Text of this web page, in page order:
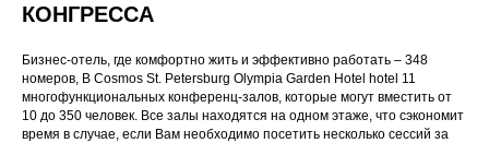
КОНГРЕССА
Бизнес-отель, где комфортно жить и эффективно работать – 348
номеров, В Cosmos St. Petersburg Olympia Garden Hotel hotel 11
многофункциональных конференц-залов, которые могут вместить от
10 до 350 человек. Все залы находятся на одном этаже, что сэкономит
время в случае, если Вам необходимо посетить несколько сессий за